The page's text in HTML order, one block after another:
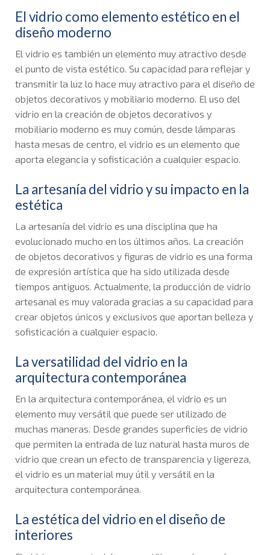
El vidrio como elemento estético en el
diseño moderno
El vidrio es también un elemento muy atractivo desde
el punto de vista estético. Su capacidad para reflejar y
transmitir la luz lo hace muy atractivo para el diseño de
objetos decorativos y mobiliario moderno. El uso del
vidrio en la creación de objetos decorativos y
mobiliario moderno es muy común, desde lámparas
hasta mesas de centro, el vidrio es un elemento que
aporta elegancia y sofisticación a cualquier espacio.
La artesanía del vidrio y su impacto en la
estética
La artesanía del vidrio es una disciplina que ha
evolucionado mucho en los últimos años. La creación
de objetos decorativos y figuras de vidrio es una forma
de expresión artística que ha sido utilizada desde
tiempos antiguos. Actualmente, la producción de vidrio
artesanal es muy valorada gracias a su capacidad para
crear objetos únicos y exclusivos que aportan belleza y
sofisticación a cualquier espacio.
La versatilidad del vidrio en la
arquitectura contemporánea
En la arquitectura contemporánea, el vidrio es un
elemento muy versátil que puede ser utilizado de
muchas maneras. Desde grandes superficies de vidrio
que permiten la entrada de luz natural hasta muros de
vidrio que crean un efecto de transparencia y ligereza,
el vidrio es un material muy útil y versátil en la
arquitectura contemporánea.
La estética del vidrio en el diseño de
interiores